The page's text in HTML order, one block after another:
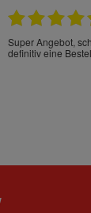
Schnelle Lieferung
verpackt.